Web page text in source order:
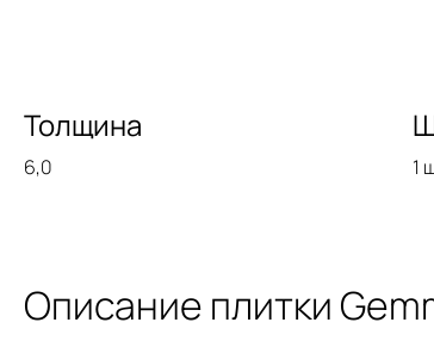
Толщина
6,0 1
Описание плитки